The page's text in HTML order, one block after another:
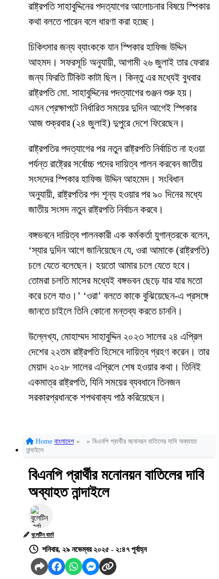
রাষ্ট্রপতি সাহাবুদ্দিনের পদত্যাগের আলোচনার বিষয়ে স্পিকার
কথা বলতে পারেন বলে ধারণা করা হচ্ছে।
চিকিৎসার জন্য ব্যাংককে যান স্পিকার হাফিজ উদ্দিন
আহমদ। সফরসূচি অনুযায়ী, আগামী ২৬ জুলাই তার ফেরার
জন্য ফিরতি টিকিট কাটা ছিল। কিন্তু এর মধ্যেই বুধবার
রাষ্ট্রপতি মো. সাহাবুদ্দিনের পদত্যাগের গুঞ্জন শুরু হয়।
এমন প্রেক্ষাপটে নির্ধারিত সময়ের দুদিন আগেই স্পিকার
আজ শুক্রবার (২৪ জুলাই) দুপুরে দেশে ফিরেছেন।
রাষ্ট্রপতির পদত্যাগের পর নতুন রাষ্ট্রপতি নির্বাচিত না হওয়া
পর্যন্ত রাষ্ট্রের সর্বোচ্চ পদের দায়িত্ব পালন করবেন জাতীয়
সংসদের স্পিকার হাফিজ উদ্দিন আহমেদ। সংবিধান
অনুযায়ী, রাষ্ট্রপতির পদ শূন্য হওয়ার পর ৯০ দিনের মধ্যে
জাতীয় সংসদ নতুন রাষ্ট্রপতি নির্বাচন করবে।
বঙ্গভবনে দায়িত্ব পালনকারী এক কর্মকর্তা যুগান্তরকে বলেন,
‘স্যার দুদিন আগে জানিয়েছেন যে, ওরা আমাকে (রাষ্ট্রপতি)
চলে যেতে বলেছেন। হয়তো আমার চলে যেতে হবে।
তোমরা চলতি মাসের মধ্যেই বঙ্গভবন ছেড়ে যার যার মতো
করে চলে যাও।’ ‘ওরা’ বলতে কাকে বুঝিয়েছেন-এ প্রসঙ্গে
জানতে চাইলে তিনি কোনো মন্তব্য করতে চাননি।
উল্লেখ্য, মোহাম্মদ সাহাবুদ্দিন ২০২৩ সালের ২৪ এপ্রিল
দেশের ২২তম রাষ্ট্রপতি হিসেবে দায়িত্ব গ্রহণ করেন। তার
মেয়াদ ২০২৮ সালের এপ্রিলে শেষ হওয়ার কথা। তিনিই
একমাত্র রাষ্ট্রপতি, যিনি সময়ের ব্যবধানে তিনজন
সরকারপ্রধানকে শপথবাক্য পাঠ করিয়েছেন।
Home বাংলাদেশ » » বিএনপি প্রার্থীর মনোনয়ন বাতিলের দাবি অব্যাহত
নান্দাইলে
বিএনপি প্রার্থীর মনোনয়ন বাতিলের দাবি
অব্যাহত নান্দাইলে
বুলেটিন বার্তা
শনিবার, ২৯ নভেম্বর ২০২৫ - ২:৪৭ পূর্বাহ্ন